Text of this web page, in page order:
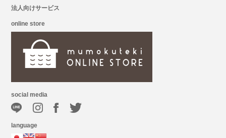
法人向けサービス
online store
social media
language